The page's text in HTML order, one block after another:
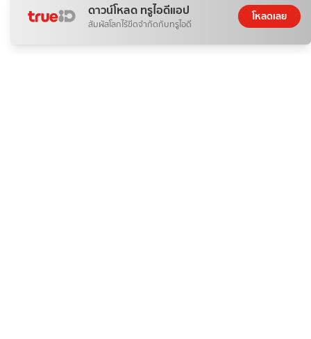
ดาวน์โหลด ทรูไอดีแอป
สัมผัสโลกไร้ขีดจำกัดกับทรูไอดี
โหลดเลย